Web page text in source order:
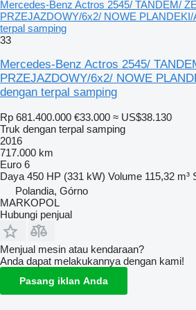
Mercedes-Benz Actros 2545/ TANDEM/
PRZEJAZDOWY/6x2/ NOWE
terpal samping
33
Mercedes-Benz Actros 2545/
PRZEJAZDOWY/6x2/ NOWE
dengan terpal samping
Rp 681.400.000 €33.000 ≈ US$38.130
Truk dengan terpal samping
2016
717.000 km
Euro 6
Daya 450 HP (331 kW) Volume 115,32 m³
Polandia, Górno
MARKOPOL
Hubungi penjual
Menjual mesin atau kendaraan?
Anda dapat melakukannya dengan kami!
Pasang iklan Anda